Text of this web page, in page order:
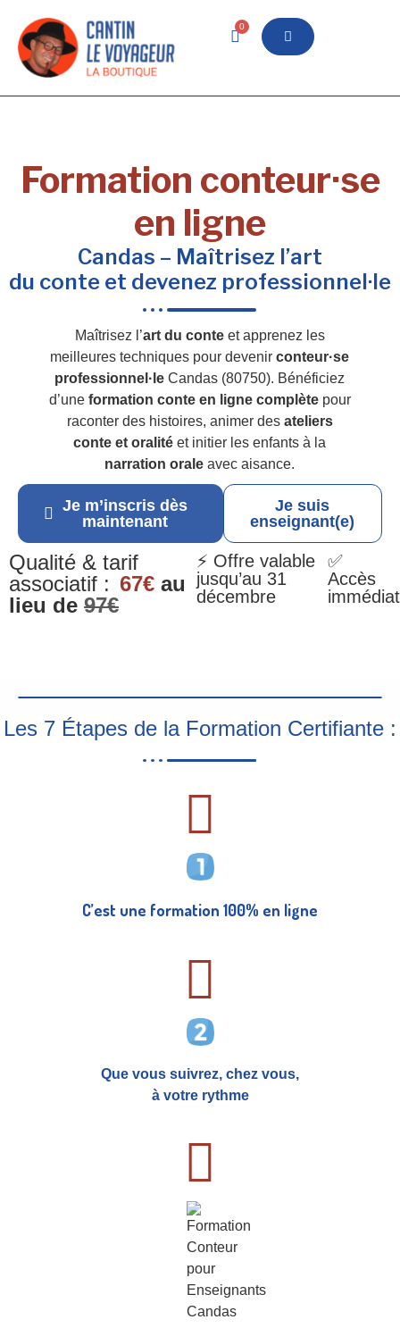
0
Formation conteur·se
en ligne
Candas – Maîtrisez l’art
du conte et devenez professionnel·le
Maîtrisez l’art du conteet apprenez les
meilleures techniques pour devenirconteur·se
professionnel·le Candas (80750). Bénéficiez
d’une formation conte en ligne complètepour
raconter des histoires, animer des ateliers
conte et oralité et initier les enfants à la
narration orale avec aisance.
Je m’inscris dès
maintenant
Je suis
enseignant(e)
Qualité & tarif
associatif : 67€ au
lieu de 97€
⚡ Offre valable
jusqu’au 31
décembre
✅
Accès
immédiat
Les 7 Étapes de la Formation Certifiante :
C’est une formation 100% en ligne
Que vous suivrez, chez vous,
à votre rythme